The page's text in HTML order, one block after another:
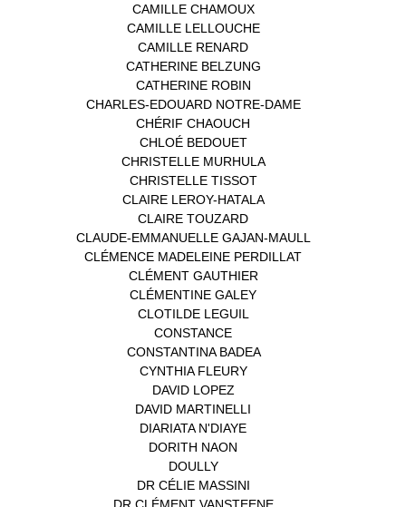
CAMILLE CHAMOUX(1)
CAMILLE LELLOUCHE(1)
CAMILLE RENARD
CATHERINE BELZUNG
CATHERINE ROBIN
CHARLES-EDOUARD NOTRE-DAME(1)
CHÉRIF CHAOUCH
CHLOÉ BEDOUET(1)
CHRISTELLE MURHULA(1)
CHRISTELLE TISSOT(2)
CLAIRE LEROY-HATALA(1)
CLAIRE TOUZARD
CLAUDE-EMMANUELLE GAJAN-MAULL
CLÉMENCE MADELEINE PERDILLAT
CLÉMENT GAUTHIER
CLÉMENTINE GALEY
CLOTILDE LEGUIL
CONSTANCE
CONSTANTINA BADEA(1)
CYNTHIA FLEURY(2)
DAVID LOPEZ
DAVID MARTINELLI
DIARIATA N'DIAYE
DORITH NAON
DOULLY(1)
DR CÉLIE MASSINI